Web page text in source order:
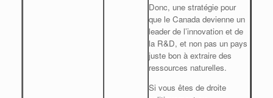
Donc, une stratégie pour
que le Canada devienne un
leader de l’innovation et de
la R&D, et non pas un pays
juste bon à extraire des
ressources naturelles.
Si vous êtes de droite